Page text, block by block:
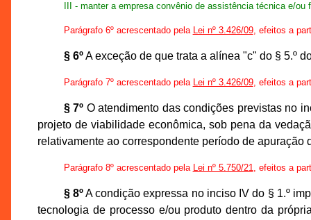
III - manter a empresa convênio de assistência técnica e/
Parágrafo 6º acrescentado pela Lei nº 3.426/09, efeitos a
§ 6ºA exceção de que trata a alínea "c" do § 5.º
Parágrafo 7º acrescentado pela Lei nº 3.426/09, efeitos a
§ 7º O atendimento das condições previstas no
projeto de viabilidade econômica, sob pena da
relativamente ao correspondente período de apuração
Parágrafo 8º acrescentado pela Lei nº 5.750/21, efeitos a
§ 8ºA condição expressa no inciso IV do § 1.º
tecnologia de processo e/ou produto dentro da